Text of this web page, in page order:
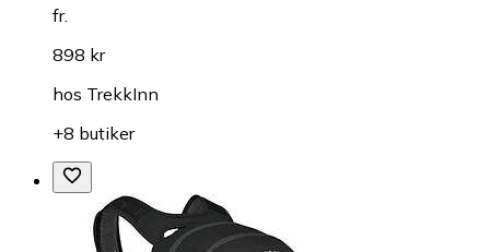
fr.
898 kr
hos TrekkInn
+8 butiker